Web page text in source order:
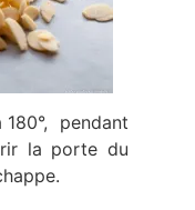
pendant
la porte du